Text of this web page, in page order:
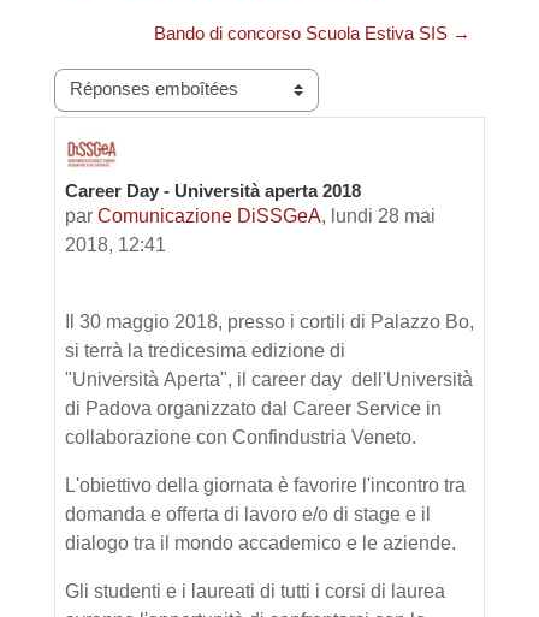
Bando di concorso Scuola Estiva SIS →
Type d’affichage
Career Day - Università aperta 2018
par Comunicazione DiSSGeA, lundi 28 mai
2018, 12:41
Nombre de réponses : 0
Il 30 maggio 2018, presso i cortili di Palazzo Bo,
si terrà la tredicesima edizione di
"Università Aperta", il career day dell'Università
di Padova organizzato dal Career Service in
collaborazione con Confindustria Veneto.
L'obiettivo della giornata è favorire l'incontro tra
domanda e offerta di lavoro e/o di stage e il
dialogo tra il mondo accademico e le aziende.
Gli studenti e i laureati di tutti i corsi di laurea